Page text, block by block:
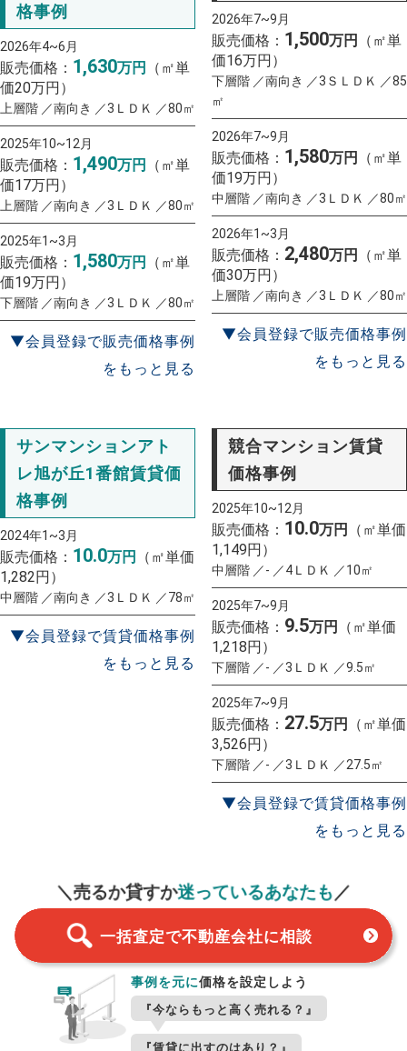
格事例
2026年4~6月
販売価格： 1,630万円
（㎡単
価20万円）
上層階 ／南向き ／3ＬＤＫ ／80㎡
2025年10~12月
販売価格： 1,490万円
（㎡単
価17万円）
上層階 ／南向き ／3ＬＤＫ ／80㎡
2025年1~3月
販売価格： 1,580万円
（㎡単
価19万円）
下層階 ／南向き ／3ＬＤＫ ／80㎡
▼会員登録で販売価格事例
をもっと見る
2026年7~9月
販売価格： 1,500万円
（㎡単
価16万円）
下層階 ／南向き ／3ＳＬＤＫ ／85
㎡
2026年7~9月
販売価格： 1,580万円
（㎡単
価19万円）
中層階 ／南向き ／3ＬＤＫ ／80㎡
2026年1~3月
販売価格： 2,480万円
（㎡単
価30万円）
上層階 ／南向き ／3ＬＤＫ ／80㎡
▼会員登録で販売価格事例
をもっと見る
サンマンションアト
レ旭が丘1番館賃貸価
格事例
2024年1~3月
販売価格： 10.0万円
（㎡単価
1,282円）
中層階 ／南向き ／3ＬＤＫ ／78㎡
▼会員登録で賃貸価格事例
をもっと見る
競合マンション賃貸
価格事例
2025年10~12月
販売価格： 10.0万円
（㎡単価
1,149円）
中層階 ／- ／4ＬＤＫ ／10㎡
2025年7~9月
販売価格： 9.5万円
（㎡単価
1,218円）
下層階 ／- ／3ＬＤＫ ／9.5㎡
2025年7~9月
販売価格： 27.5万円
（㎡単価
3,526円）
下層階 ／- ／3ＬＤＫ ／27.5㎡
▼会員登録で賃貸価格事例
をもっと見る
＼売るか貸すか迷っているあなたも／
一括査定で不動産会社に相談
事例を元に価格を設定しよう
『今ならもっと高く売れる？』
『賃貸に出すのはあり？』